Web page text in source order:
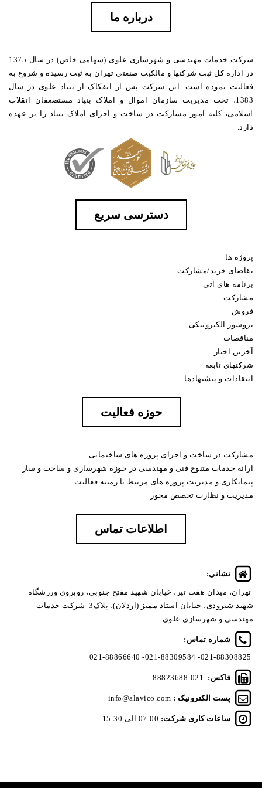
درباره ما
شرکت خدمات مهندسی و شهرسازی علوی (سهامی خاص) در سال 1375
در اداره کل ثبت شرکتها و مالکیت صنعتی تهران به ثبت رسیده و شروع به
فعالیت نموده است. این شرکت پس از انفکاک از بنیاد علوی در سال
1383، تحت مدیریت سازمان اموال و املاک بنیاد مستضعفان انقلاب
اسلامی، کلیه امور مشارکت در ساخت و اجرای املاک بنیاد را بر عهده
دارد.
دسترسی سریع
پروژه ها
تقاضای خرید/مشارکت
برنامه های آتی
مشارکت
فروش
بروشور الکترونیکی
مناقصات
آخرین اخبار
شرکتهای تابعه
انتقادات و پیشنهادها
حوزه فعالیت
مشارکت در ساخت و اجرای پروژه های ساختمانی
ارائه خدمات متنوع فنی و مهندسی در حوزه شهرسازی و ساخت و ساز
پیمانکاری و مدیریت پروژه های مرتبط با زمینه فعالیت
مدیریت و نظارت تخصص محور
اطلاعات تماس
نشانی:
تهران، میدان هفت تیر، خیابان شهید مفتح جنوبی، روبروی ورزشگاه
شهید شیرودی، خیابان استاد ممیز (اردلان)، پلاک3 شرکت خدمات
مهندسی و شهرسازی علوی
شماره تماس:
فاکس: 021-88823688
پست الکترونیک :
ساعات کاری شرکت: 07:00 الی 15:30